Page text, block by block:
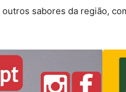
sabores da região,